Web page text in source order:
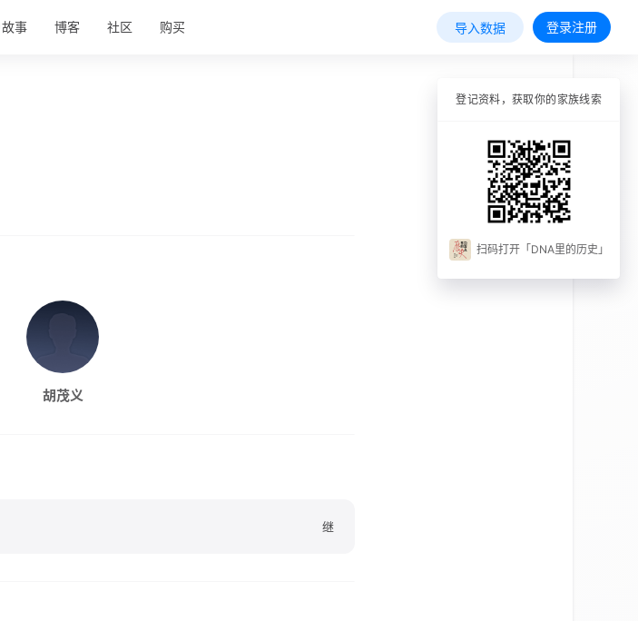
事 博客 社区 购买 导入数据 登录注册
胡茂义
继
登记资料，获取你的家族线索
扫码打开「DNA里的历史」